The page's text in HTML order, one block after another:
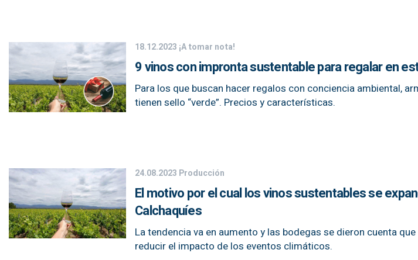
18.12.2023 ¡A tomar nota!
9 vinos con impronta sustentable para regalar en
Para los que buscan hacer regalos con conciencia ambiental,
tienen sello “verde”. Precios y características.
24.08.2023 Producción
El motivo por el cual los vinos sustentables se
Calchaquíes
La tendencia va en aumento y las bodegas se dieron cuenta
reducir el impacto de los eventos climáticos.